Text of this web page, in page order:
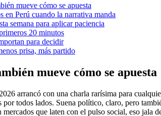
mueve cómo se apuesta
en Perú cuando la narrativa manda
semana para aplicar paciencia
20 minutos
para decidir
prisa, más partido
mueve cómo se apuesta
arrancó con una charla rarísima para
por todos lados. Suena político, claro, pero
que laten con el pulso social, eso jala